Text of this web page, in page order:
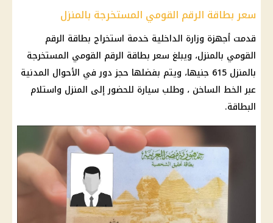
سعر بطاقة الرقم القومي المستخرجة بالمنزل
قدمت أجهزة وزارة الداخلية خدمة استخراج بطاقة الرقم
القومي بالمنزل، ويبلغ سعربطاقة الرقم القومي المستخرجة
بالمنزل 615 جنيها، ويتم بفضلها حجز دور في الأحوال المدنية
عبر الخط الساخن ، وطلب سيارة للحضور إلى المنزل واستلام
البطاقة.